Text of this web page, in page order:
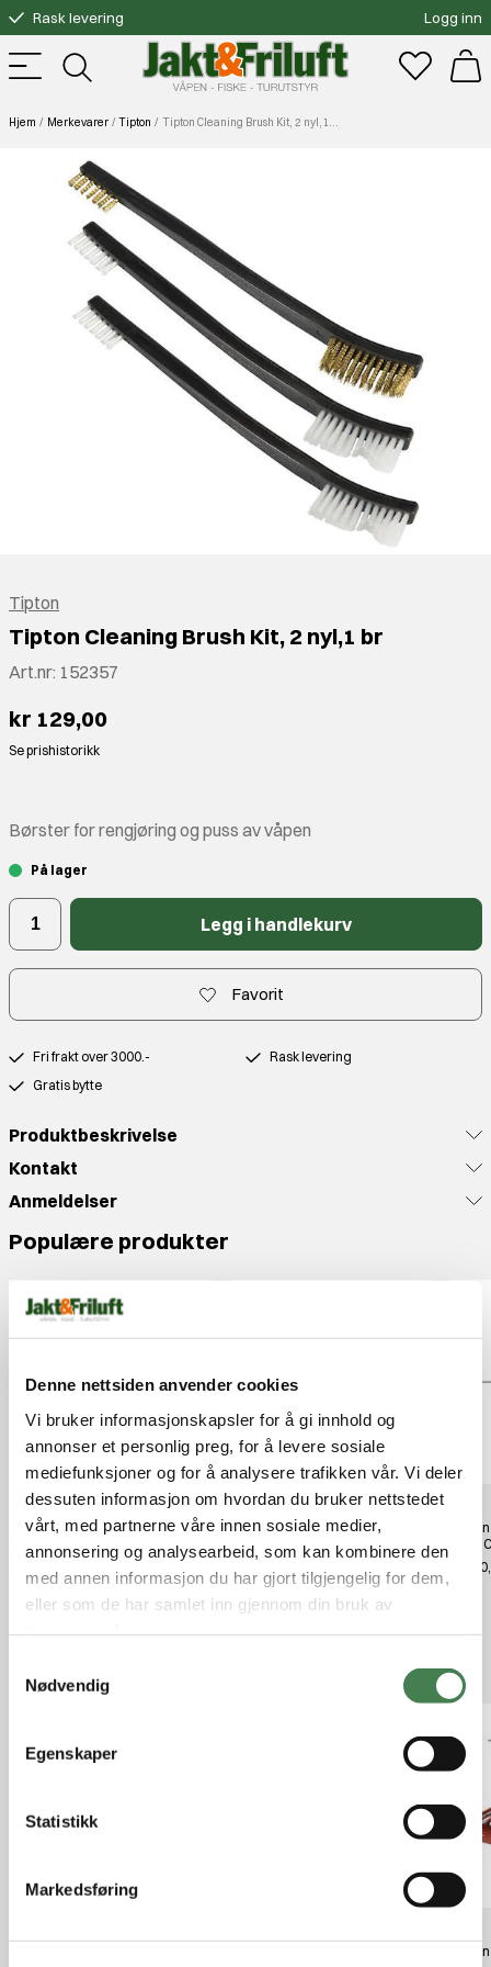
Denne nettsiden anvender cookies
Vi bruker informasjonskapsler for å gi innhold og
annonser et personlig preg, for å levere sosiale
mediefunksjoner og for å analysere trafikken vår. Vi deler
dessuten informasjon om hvordan du bruker nettstedet
vårt, med partnerne våre innen sosiale medier,
annonsering og analysearbeid, som kan kombinere den
med annen informasjon du har gjort tilgjengelig for dem,
eller som de har samlet inn gjennom din bruk av
Nødvendig
Egenskaper
Statistikk
Markedsføring
Rask levering
Gratis bytte
Fri frakt over 3000.-
Logg inn
Hjem Merkevarer Tipton Tipton Cleaning Brush Kit, 2 nyl,1 br
Tipton
Tipton Cleaning Brush Kit, 2 nyl,1 br
Art.nr: 152357
kr 129,00
Se prishistorikk
Børster for rengjøring og puss av våpen
På lager
Legg i handlekurv
Favorit
Fri frakt over 3000.-
Rask levering
Gratis bytte
Produktbeskrivelse
Kontakt
Anmeldelser
Populære produkter
Tipton Pusselapper Cal. 270 - 35
Tipton Pusselapper Cal. 22-270
(100 Pack)
Fiber
kr